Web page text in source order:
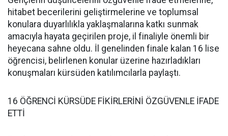
hitabet becerilerini geliştirmelerine ve toplumsal
konulara duyarlılıkla yaklaşmalarına katkı sunmak
amacıyla hayata geçirilen proje, il finaliyle önemli bir
heyecana sahne oldu. İl genelinden finale kalan 16 lise
öğrencisi, belirlenen konular üzerine hazırladıkları
konuşmaları kürsüden katılımcılarla paylaştı.
16 ÖĞRENCİ KÜRSÜDE FİKİRLERİNİ ÖZGÜVENLE İFADE
ETTİ